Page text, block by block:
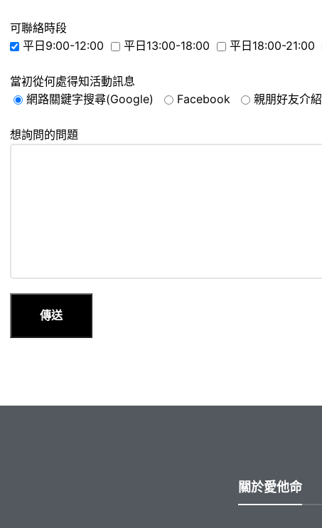
可聯絡時段
平日9:00-12:00
平日13:00-18:00 平日18:00-21:00
當初從何處得知活動訊息
網路關鍵字搜尋(Google)
Facebook 親朋好友介紹
想詢問的問題
關於愛他命